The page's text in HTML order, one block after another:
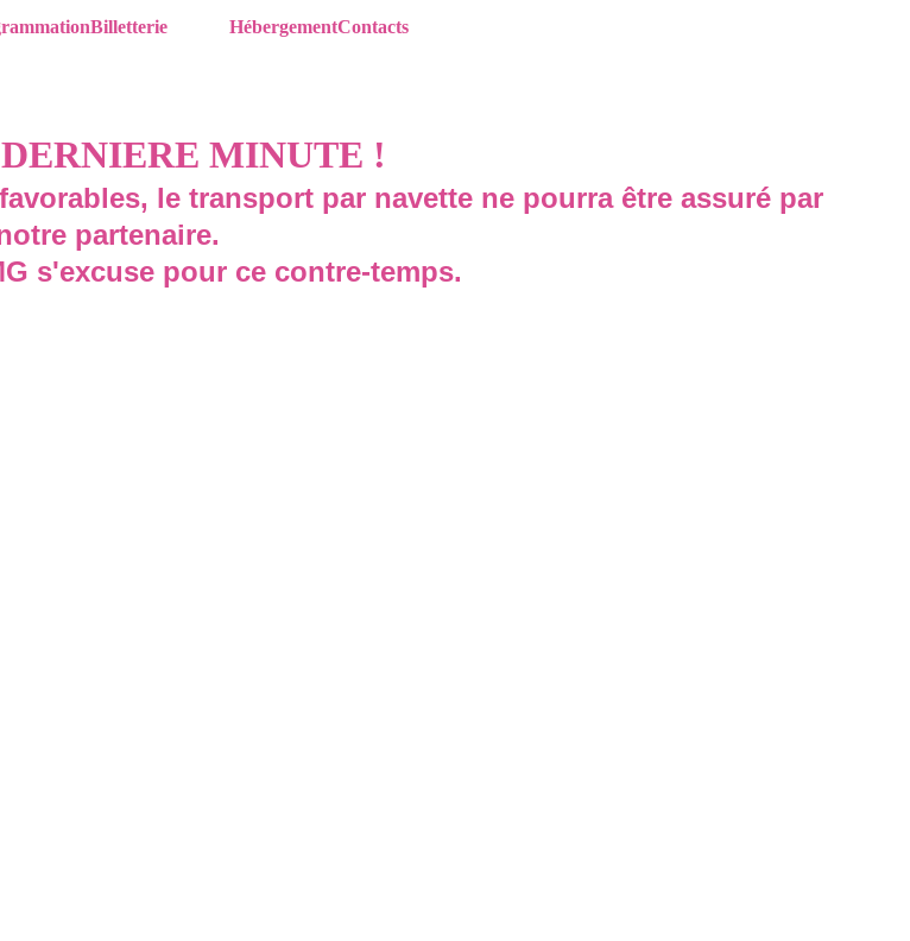
Billetterie HébergementContacts
MINUTE !
le transport par navette ne pourra être assuré par
partenaire.
s'excuse pour ce contre-temps.